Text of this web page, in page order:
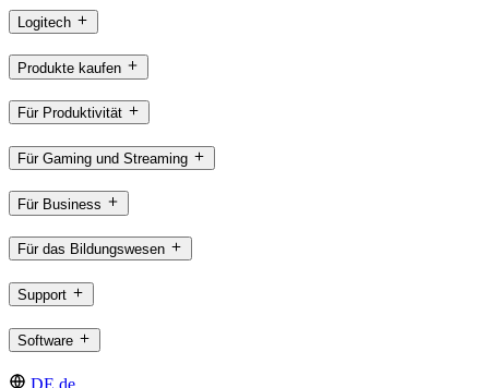
Logitech
Produkte kaufen
Für Produktivität
Für Gaming und Streaming
Für Business
Für das Bildungswesen
Support
Software
DE,de